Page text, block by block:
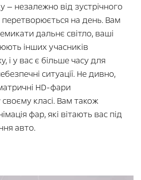
— незалежно від зустрічного
перетворюється на день. Вам
дальнє світло, ваші
інших учасників
і у вас є більше часу для
ситуації. Не дивно,
HD-фари
класі. Вам також
фар, які вітають вас під
авто.